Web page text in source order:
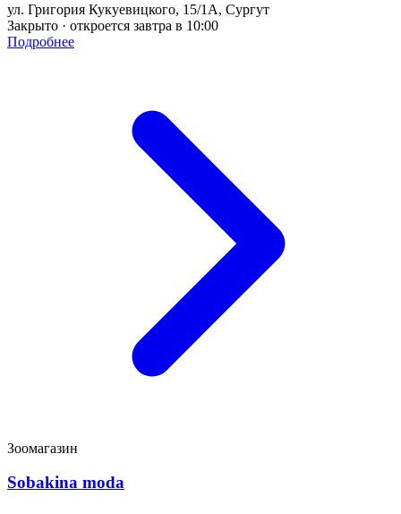
ул. Григория Кукуевицкого, 15/1А, Сургут
Закрыто · откроется завтра в 10:00
Подробнее
Зоомагазин
Sobakina moda